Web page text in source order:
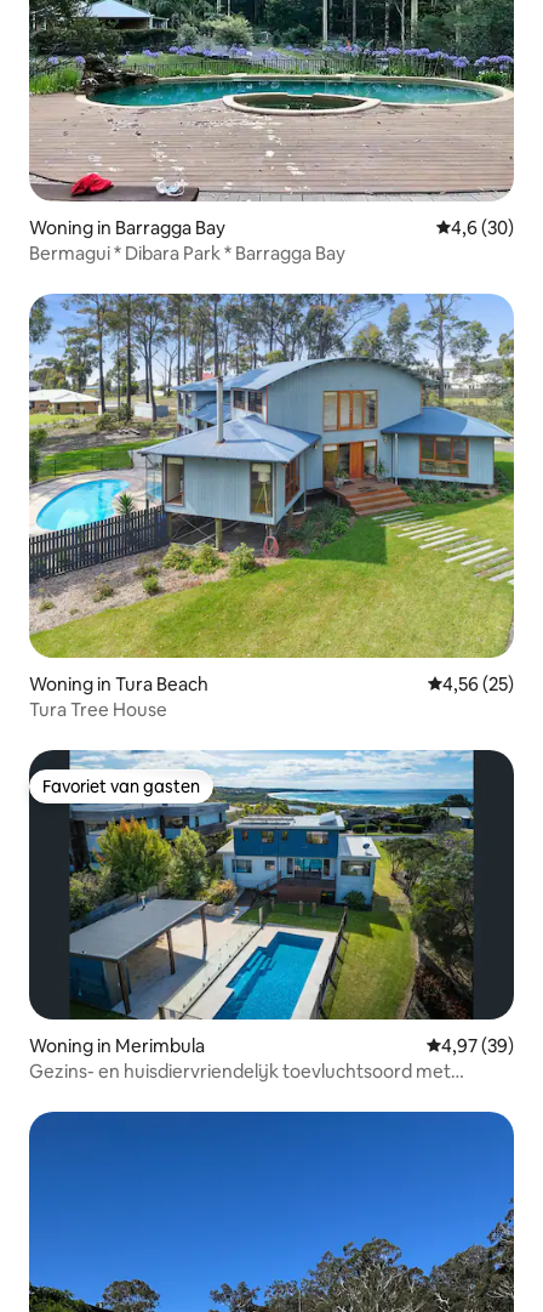
Woning in Barragga Bay Gemiddelde
4,6 (30)
Bermagui * Dibara Park * Barragga Bay
Woning in Tura Beach Gemiddelde
4,56 (25)
Tura Tree House
Favoriet van gasten
Favoriet van gasten
Woning in Merimbula Gemiddelde
4,97 (39)
Gezins- en huisdiervriendelijk toevluchtsoord met